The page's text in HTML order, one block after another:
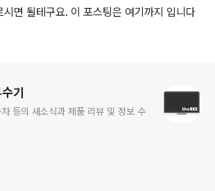
시면 될테구요. 이 포스팅은 여기까지 입니다
기
등의 새소식과 제품 리뷰 및 정보 수